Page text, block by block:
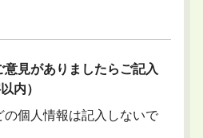
見がありましたらご記入
内）
の個人情報は記入しないで